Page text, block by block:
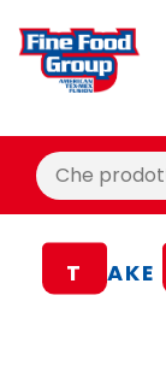
Cerca:
BLOG T AKE